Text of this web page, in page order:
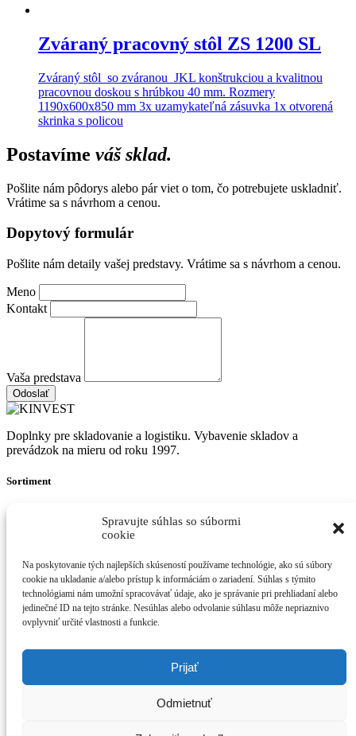
Spravujte súhlas so súbormi
cookie
Na poskytovanie tých najlepších skúseností používame technológie, ako sú súbory
cookie na ukladanie a/alebo prístup k informáciám o zariadení. Súhlas s týmito
technológiami nám umožní spracovávať údaje, ako je správanie pri prehliadaní alebo
jedinečné ID na tejto stránke. Nesúhlas alebo odvolanie súhlasu môže nepriaznivo
ovplyvniť určité vlastnosti a funkcie.
Prijať
Odmietnuť
Zváraný pracovný stôl ZS 1200 SL
Zváraný stôl so zváranou JKL konštrukciou a kvalitnou
pracovnou doskou s hrúbkou 40 mm. Rozmery
1190x600x850 mm 3x uzamykateľná zásuvka 1x otvorená
skrinka s policou
Postavíme váš sklad.
Pošlite nám pôdorys alebo pár viet o tom, čo potrebujete uskladniť.
Vrátime sa s návrhom a cenou.
Dopytový formulár
Pošlite nám detaily vašej predstavy. Vrátime sa s návrhom a cenou.
Meno
Kontakt
Vaša predstava
Odoslať
Doplnky pre skladovanie a logistiku. Vybavenie skladov a
prevádzok na mieru od roku 1997.
Sortiment
Dielenské stoličky Priemyselné rohože Rebríky a plošiny Obchodné
regále
KINVEST
O nás Ukážky realizácií Novinky Kontakt
© 2026 KINVEST. K vášmu skladu od roku 1997.